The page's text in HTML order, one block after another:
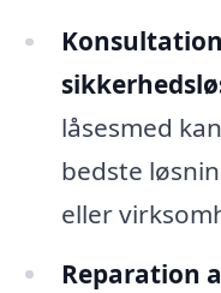
låsesmed
bedste
eller
Reparation